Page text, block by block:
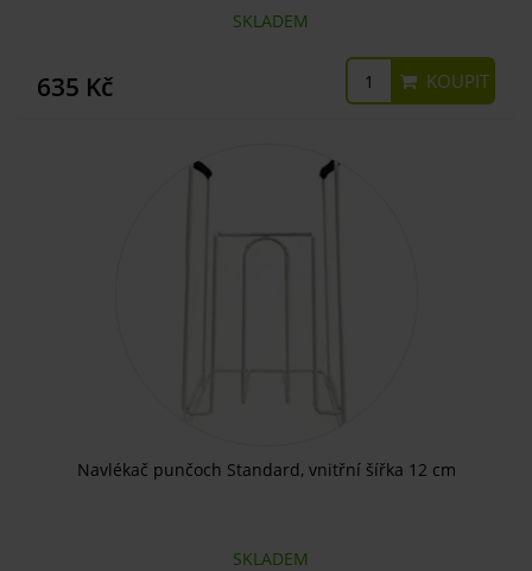
SKLADEM
635 Kč KOUPIT
Navlékač punčoch Standard, vnitřní šířka 12 cm
SKLADEM